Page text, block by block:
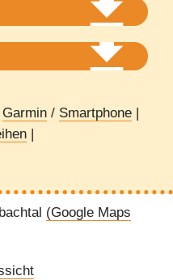
Garmin / Smartphone
(Google Maps